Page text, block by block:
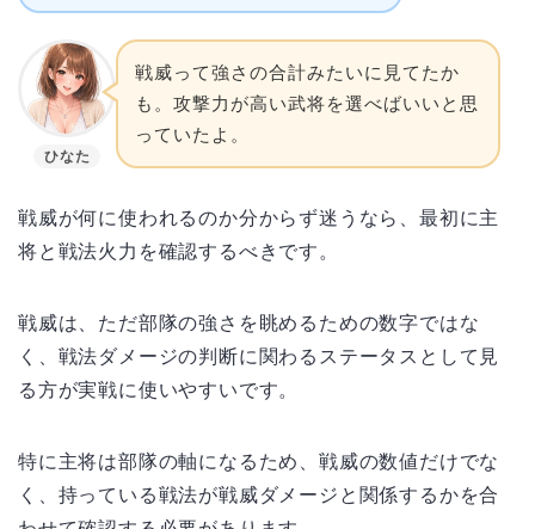
ひなた
戦威って強さの合計みたいに見てたか
も。攻撃力が高い武将を選べばいいと思
っていたよ。
戦威が何に使われるのか分からず迷うなら、最初に主
将と戦法火力を確認するべきです。
戦威は、ただ部隊の強さを眺めるための数字ではな
く、戦法ダメージの判断に関わるステータスとして見
る方が実戦に使いやすいです。
特に主将は部隊の軸になるため、戦威の数値だけでな
く、持っている戦法が戦威ダメージと関係するかを合